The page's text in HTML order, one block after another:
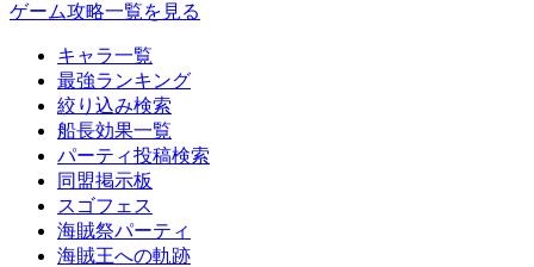
ゲーム攻略一覧を見る
キャラ一覧
最強ランキング
絞り込み検索
船長効果一覧
パーティ投稿検索
同盟掲示板
スゴフェス
海賊祭パーティ
海賊王への軌跡